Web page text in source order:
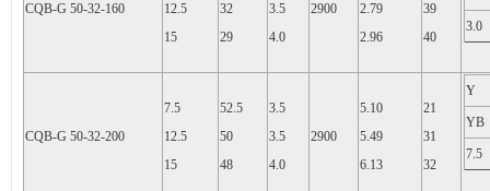
CQB-G 50-32-160
12.5
15
32
29
3.5
4.0
2900
2.79
2.96
39
40
3.0
CQB-G 50-32-200
7.5
12.5
15
52.5
50
48
3.5
3.5
4.0
2900
5.10
5.49
6.13
21
31
32
Y
YB
7.5